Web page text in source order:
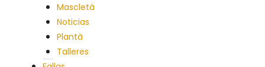
Mascletá
Noticias
Plantà
Talleres